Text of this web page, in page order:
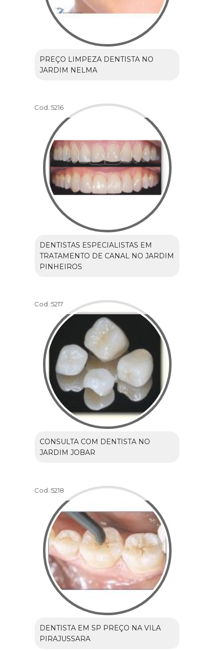
PREÇO LIMPEZA DENTISTA NO
JARDIM NELMA
Cod.:5216
DENTISTAS ESPECIALISTAS EM
TRATAMENTO DE CANAL NO JARDIM
PINHEIROS
Cod.:5217
CONSULTA COM DENTISTA NO
JARDIM JOBAR
Cod.:5218
DENTISTA EM SP PREÇO NA VILA
PIRAJUSSARA